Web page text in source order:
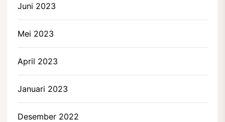
Juni 2023
Mei 2023
April 2023
Januari 2023
Desember 2022